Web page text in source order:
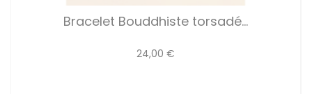
Bracelet Bouddhiste torsadé...
24,00 €